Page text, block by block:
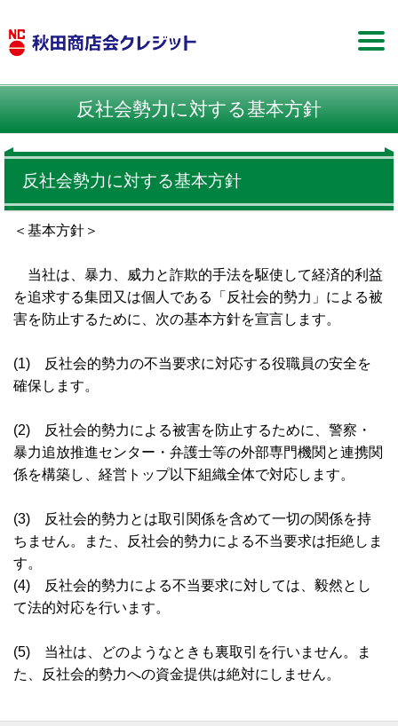
反社会勢力に対する基本方針
反社会勢力に対する基本方針
＜基本方針＞
当社は、暴力、威力と詐欺的手法を駆使して経済的利益
を追求する集団又は個人である「反社会的勢力」による被
害を防止するために、次の基本方針を宣言します。
(1) 反社会的勢力の不当要求に対応する役職員の安全を
確保します。
(2) 反社会的勢力による被害を防止するために、警察・
暴力追放推進センター・弁護士等の外部専門機関と連携関
係を構築し、経営トップ以下組織全体で対応します。
(3) 反社会的勢力とは取引関係を含めて一切の関係を持
ちません。また、反社会的勢力による不当要求は拒絶しま
す。
(4) 反社会的勢力による不当要求に対しては、毅然とし
て法的対応を行います。
(5) 当社は、どのようなときも裏取引を行いません。ま
た、反社会的勢力への資金提供は絶対にしません。